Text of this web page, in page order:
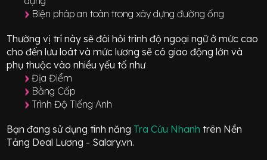
Biện pháp an toàn trong xây dựng đường ống
Thường vị trí này sẽ đòi hỏi trình độ ngoại ngữ ở mứccao
cho đến lưu loát và mức lương sẽ có giao độnglớn và
phụ thuộc vào nhiều yếu tố như
Địa Điểm
Bằng Cấp
Trình Độ Tiếng Anh
Bạn đang sử dụng tính năng Tra Cứu Nhanh trên Nền
Tảng Deal Lương - Salary.vn.